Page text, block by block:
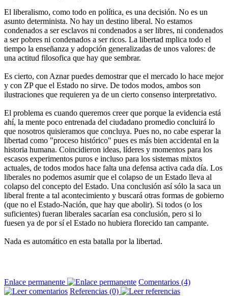
El liberalismo, como todo en política, es una decisión. No es un
asunto determinista. No hay un destino liberal. No estamos
condenados a ser esclavos ni condenados a ser libres, ni condenados
a ser pobres ni condenados a ser ricos. La libertad mplica todo el
tiempo la enseñanza y adopción generalizadas de unos valores: de
una actitud filosofica que hay que sembrar.
Es cierto, con Aznar puedes demostrar que el mercado lo hace mejor
y con ZP que el Estado no sirve. De todos modos, ambos son
ilustraciones que requieren ya de un cierto consenso interpretativo.
El problema es cuando queremos creer que porque la evidencia está
ahí, la mente poco entrenada del ciudadano promedio concluirá lo
que nosotros quisieramos que concluya. Pues no, no cabe esperar la
libertad como "proceso histórico" pues es más bien accidental en la
historia humana. Coincidieron ideas, líderes y momentos para los
escasos experimentos puros e incluso para los sistemas mixtos
actuales, de todos modos hace falta una defensa activa cada día. Los
liberales no podemos asumir que el colapso de un Estado lleva al
colapso del concepto del Estado. Una conclusión así sólo la saca un
liberal frente a tal acontecimiento y buscará otras formas de gobierno
(que no el Estado-Nación, que hay que abolir). Si todos (o los
suficientes) fueran liberales sacarían esa conclusión, pero si lo
fuesen ya de por sí el Estado no hubiera florecido tan campante.
Nada es automático en esta batalla por la libertad.
Enlace permanente
Comentarios (4)
Referencias (0)